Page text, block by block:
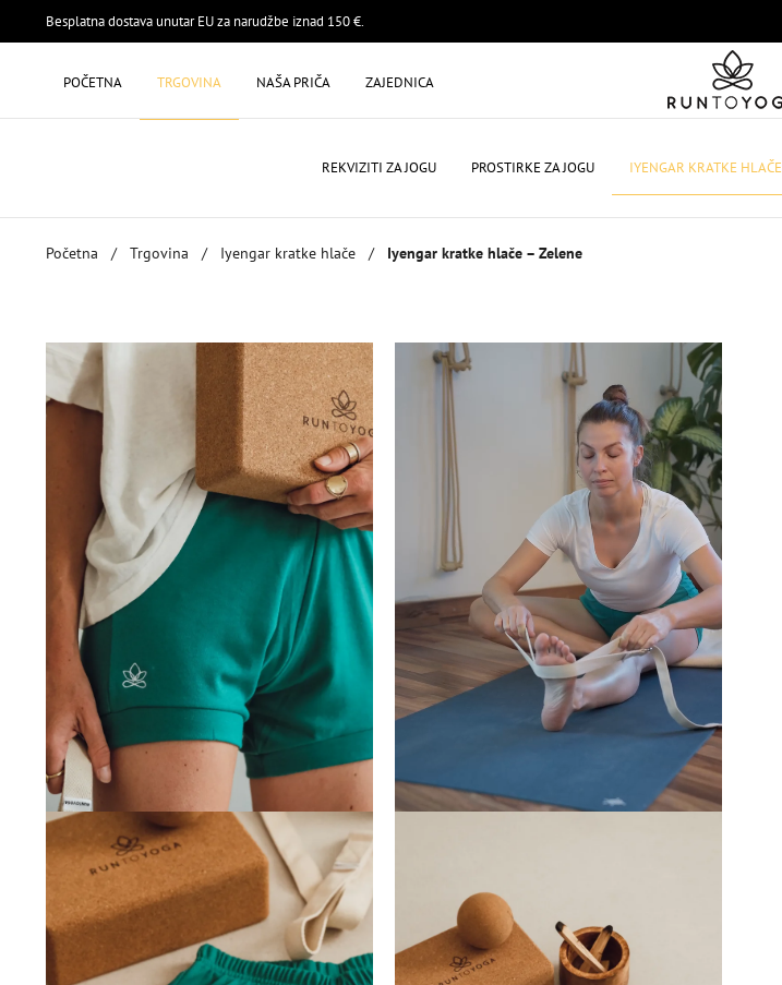
Besplatna dostava unutar EU za narudžbe iznad 150 €.
POČETNA TRGOVINA NAŠA PRIČA ZAJEDNICA
REKVIZITI ZA JOGU PROSTIRKE ZA JOGU IYENGAR KRATKE HLAČE
Početna / Trgovina / Iyengar kratke hlače / Iyengar kratke hlače – Zelene